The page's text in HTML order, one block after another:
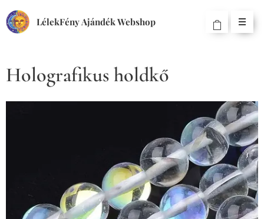
LélekFény Ajándék Webshop
Holografikus holdkő